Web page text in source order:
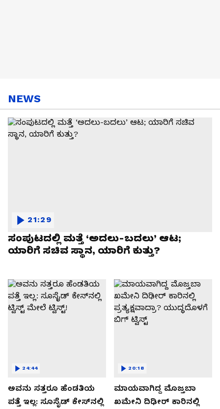
NEWS
ಸಂಪುಟದಲ್ಲಿ ಮತ್ತೆ ‘ಅದಲು-ಬದಲು’ ಆಟ;
ಯಾರಿಗೆ ಸಚಿವ ಸ್ಥಾನ, ಯಾರಿಗೆ ಕುತ್ತು?
21:29
ಅವನು ಸತ್ತರೂ ಹೆಂಡತಿಯ
ಪತ್ತೆ ಇಲ್ಲ: ಸೂಸೈಡ್​​ ಕೇಸ್​​ನಲ್ಲಿ
24:44
ಮಾಯವಾಗಿದ್ದ ಮೊಜ್ತಬಾ
ಖಮೇನಿ ದಿಢೀರ್ ಕಾರಿನಲ್ಲಿ
20:18